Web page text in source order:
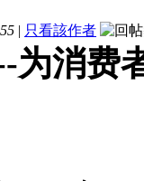
| 只看該作者
为消费